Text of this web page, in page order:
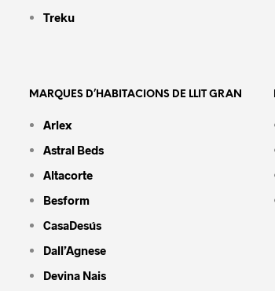
Treku
MARQUES D’HABITACIONS DE LLIT GRAN
Arlex
Astral Beds
Altacorte
Besform
CasaDesús
Dall’Agnese
Devina Nais